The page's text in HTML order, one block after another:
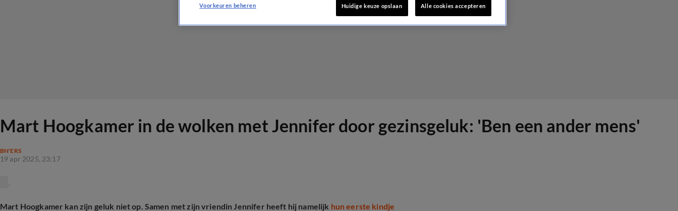
Mart Hoogkamer in de wolken met Jennifer door gezinsgeluk: 'Ben een ander mens'
BN'ERS
19 apr 2025, 23:17
Mart Hoogkamer kan zijn geluk niet op. Samen met zijn vriendin Jennifer heeft hij namelijk hun eerste kindje
Voorkeuren beheren Huidige keuze opslaan Alle cookies accepteren